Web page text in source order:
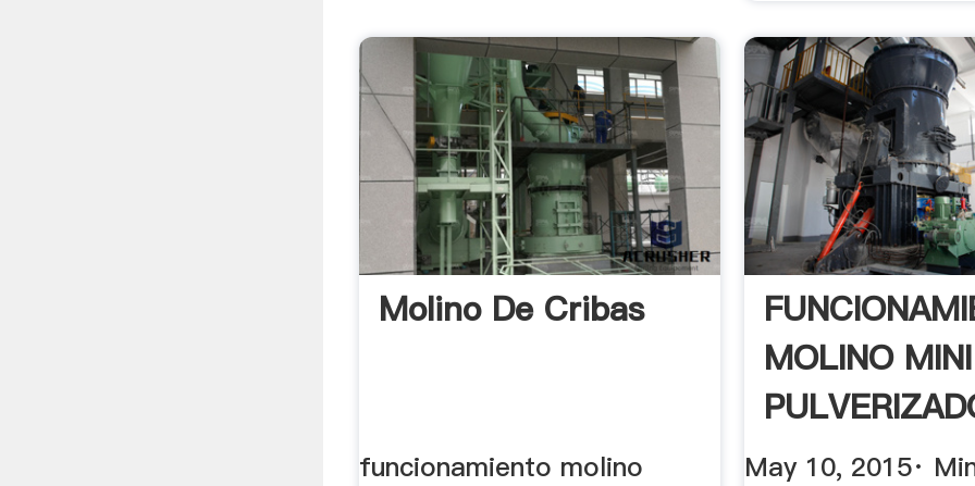
Molino De Cribas
funcionamiento molino
MOLINO MINI
P100
May 10, 2015·